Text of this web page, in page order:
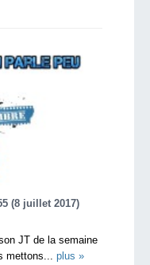
(8 juillet 2017)
JT de la semaine
mettons... plus »